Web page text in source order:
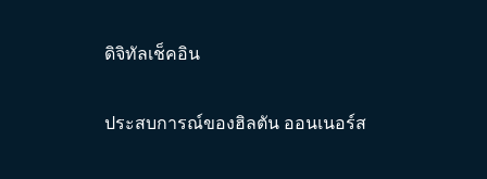
ดิจิทัลเช็คอิน
ประสบการณ์ของฮิลตัน ออนเนอร์ส